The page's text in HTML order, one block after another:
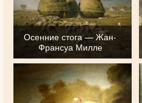
Осенние стога — Жан-
Франсуа Милле